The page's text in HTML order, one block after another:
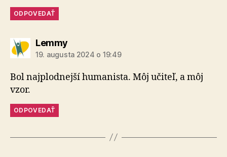
ODPOVEDAŤ
Lemmyhovorí:
19. augusta 2024 o 19:49
Bol najplodnejší humanista. Môj učiteľ, a môj
vzor.
ODPOVEDAŤ